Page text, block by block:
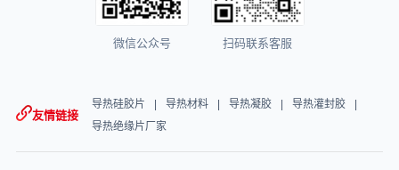
友情链接
导热硅胶片 导热材料 导热凝胶
导热灌封胶
导热绝缘片厂家
微信公众号 扫码联系客服